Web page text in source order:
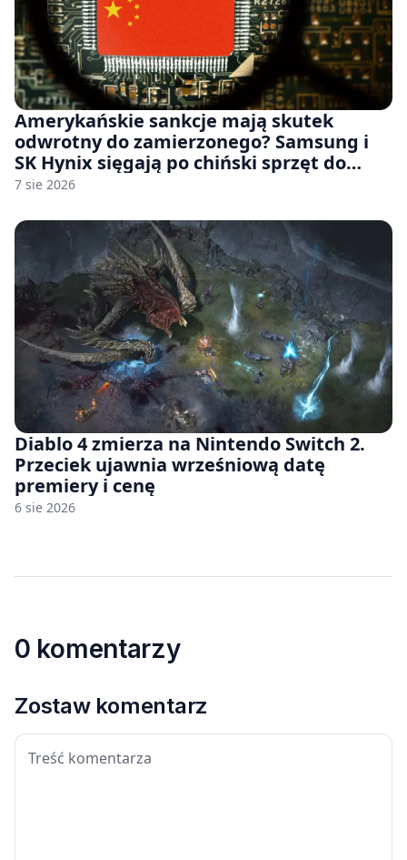
Amerykańskie sankcje mają skutek
odwrotny do zamierzonego? Samsung i
SK Hynix sięgają po chiński sprzęt do
fabryk chipów
7 sie 2026
Diablo 4 zmierza na Nintendo Switch 2.
Przeciek ujawnia wrześniową datę
premiery i cenę
6 sie 2026
0 komentarzy
Zostaw komentarz